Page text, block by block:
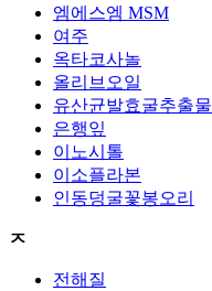
엠에스엠 MSM
여주
옥타코사놀
올리브오일
유산균발효굴추출물
은행잎
이노시톨
이소플라본
인동덩굴꽃봉오리
ㅈ
전해질